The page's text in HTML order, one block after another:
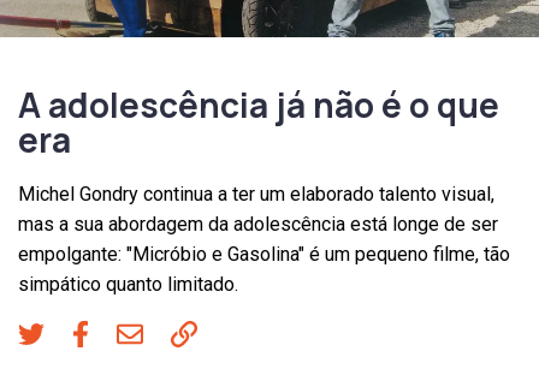
A adolescência já não é o que
era
Michel Gondry continua a ter um elaborado talento visual,
mas a sua abordagem da adolescência está longe de ser
empolgante: "Micróbio e Gasolina" é um pequeno filme, tão
simpático quanto limitado.